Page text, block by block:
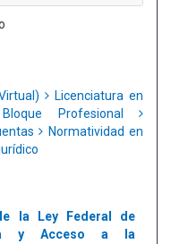
Licenciatura en
Profesional
Normatividad en
la Ley Federal de
y Acceso a la